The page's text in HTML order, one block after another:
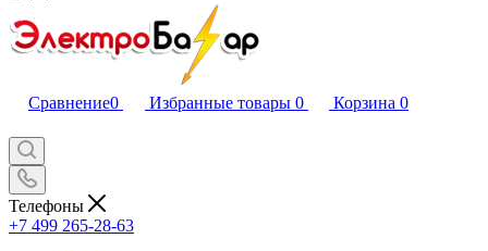
Сравнение0 Избранные товары 0 Корзина 0
Телефоны
+7 499 265-28-63